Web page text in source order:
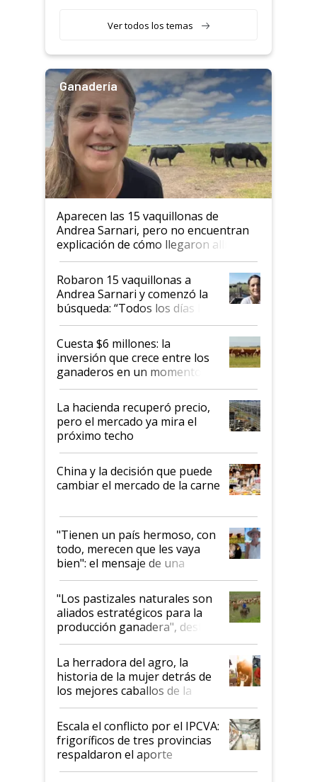
Ver todos los temas
Ganadería
Aparecen las 15 vaquillonas de
Andrea Sarnari, pero no encuentran
explicación de cómo llegaron allí
Robaron 15 vaquillonas a
Andrea Sarnari y comenzó la
búsqueda: “Todos los días le
toca a algún productor”
Cuesta $6 millones: la
inversión que crece entre los
ganaderos en un momento
histórico para la actividad
La hacienda recuperó precio,
pero el mercado ya mira el
próximo techo
China y la decisión que puede
cambiar el mercado de la carne
"Tienen un país hermoso, con
todo, merecen que les vaya
bien": el mensaje de una
ganadera uruguaya sobre las
oportunidades que se abren
para el agro en Argentina, con
foco en la carne
"Los pastizales naturales son
aliados estratégicos para la
producción ganadera", destaca
la iniciativa que ya reúne a 46
establecimientos en Argentina
La herradora del agro, la
historia de la mujer detrás de
los mejores caballos de la
Argentina y los mitos que
todavía hacen sufrir a estos
animales: "Mientras me
descalificaban, yo seguí
haciendo currículum"
Escala el conflicto por el IPCVA:
frigoríficos de tres provincias
respaldaron el aporte
obligatorio